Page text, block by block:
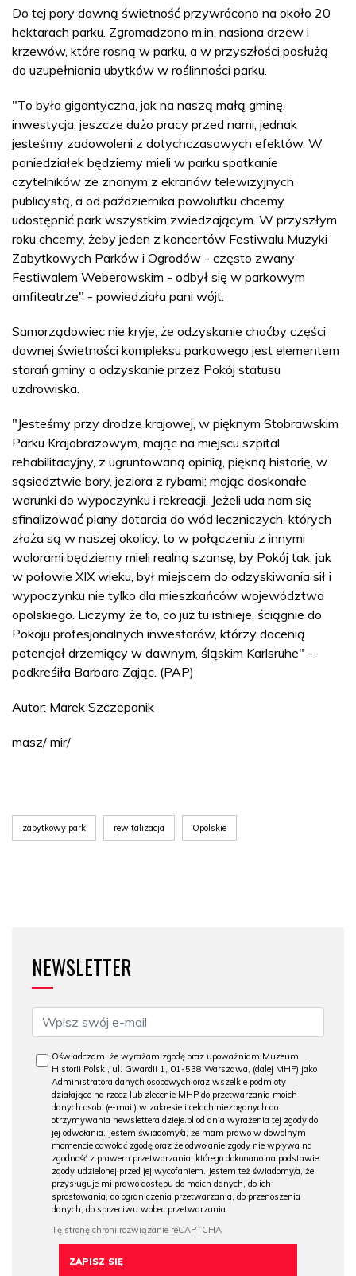
Do tej pory dawną świetność przywrócono na około 20
hektarach parku. Zgromadzono m.in. nasiona drzew i
krzewów, które rosną w parku, a w przyszłości posłużą
do uzupełniania ubytków w roślinności parku.
"To była gigantyczna, jak na naszą małą gminę,
inwestycja, jeszcze dużo pracy przed nami, jednak
jesteśmy zadowoleni z dotychczasowych efektów. W
poniedziałek będziemy mieli w parku spotkanie
czytelników ze znanym z ekranów telewizyjnych
publicystą, a od października powolutku chcemy
udostępnić park wszystkim zwiedzającym. W przyszłym
roku chcemy, żeby jeden z koncertów Festiwalu Muzyki
Zabytkowych Parków i Ogrodów - często zwany
Festiwalem Weberowskim - odbył się w parkowym
amfiteatrze" - powiedziała pani wójt.
Samorządowiec nie kryje, że odzyskanie choćby części
dawnej świetności kompleksu parkowego jest elementem
starań gminy o odzyskanie przez Pokój statusu
uzdrowiska.
"Jesteśmy przy drodze krajowej, w pięknym Stobrawskim
Parku Krajobrazowym, mając na miejscu szpital
rehabilitacyjny, z ugruntowaną opinią, piękną historię, w
sąsiedztwie bory, jeziora z rybami; mając doskonałe
warunki do wypoczynku i rekreacji. Jeżeli uda nam się
sfinalizować plany dotarcia do wód leczniczych, których
złoża są w naszej okolicy, to w połączeniu z innymi
walorami będziemy mieli realną szansę, by Pokój tak, jak
w połowie XIX wieku, był miejscem do odzyskiwania sił i
wypoczynku nie tylko dla mieszkańców województwa
opolskiego. Liczymy że to, co już tu istnieje, ściągnie do
Pokoju profesjonalnych inwestorów, którzy docenią
potencjał drzemiący w dawnym, śląskim Karlsruhe" -
podkreśiła Barbara Zając. (PAP)
Autor: Marek Szczepanik
masz/ mir/
zabytkowy park rewitalizacja Opolskie
NEWSLETTER
Oświadczam, że wyrażam zgodę oraz upoważniam Muzeum
Historii Polski, ul. Gwardii 1, 01-538 Warszawa, (dalej MHP) jako
Administratora danych osobowych oraz wszelkie podmioty
działające na rzecz lub zlecenie MHP do przetwarzania moich
danych osob. (e-mail) w zakresie i celach niezbędnych do
otrzymywania newslettera dzieje.pl od dnia wyrażenia tej zgody do
jej odwołania. Jestem świadomy/a, że mam prawo w dowolnym
momencie odwołać zgodę oraz że odwołanie zgody nie wpływa na
zgodność z prawem przetwarzania, którego dokonano na podstawie
zgody udzielonej przed jej wycofaniem. Jestem też świadomy/a, że
przysługuje mi prawo dostępu do moich danych, do ich
sprostowania, do ograniczenia przetwarzania, do przenoszenia
danych, do sprzeciwu wobec przetwarzania.